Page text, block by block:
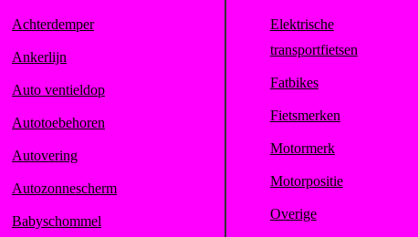
Achterdemper
Ankerlijn
Auto ventieldop
Autotoebehoren
Autovering
Autozonnescherm
Babyschommel
Elektrische
transportfietsen
Fatbikes
Fietsmerken
Motormerk
Motorpositie
Overige